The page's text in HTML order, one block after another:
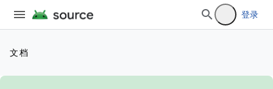
登录
文档